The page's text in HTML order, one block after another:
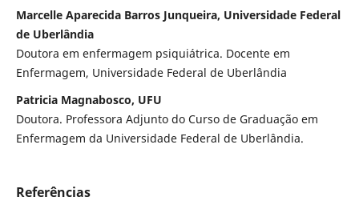
Marcelle Aparecida Barros Junqueira, Universidade Federal
de Uberlândia
Doutora em enfermagem psiquiátrica. Docente em
Enfermagem, Universidade Federal de Uberlândia
Patricia Magnabosco, UFU
Doutora. Professora Adjunto do Curso de Graduação em
Enfermagem da Universidade Federal de Uberlândia.
Referências